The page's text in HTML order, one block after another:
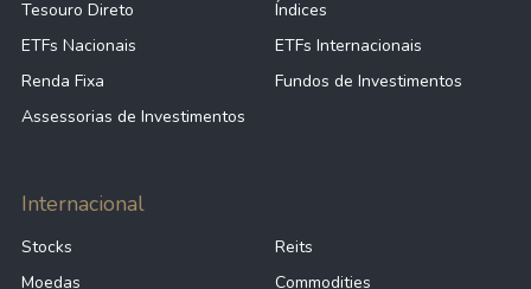
Tesouro Direto
Índices
ETFs Nacionais
ETFs Internacionais
Renda Fixa
Fundos de Investimentos
Assessorias de Investimentos
Internacional
Stocks
Reits
Moedas
Commodities